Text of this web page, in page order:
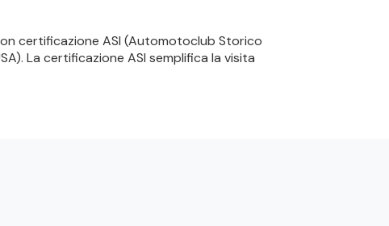
certificazione ASI (Automotoclub Storico
La certificazione ASI semplifica la visita